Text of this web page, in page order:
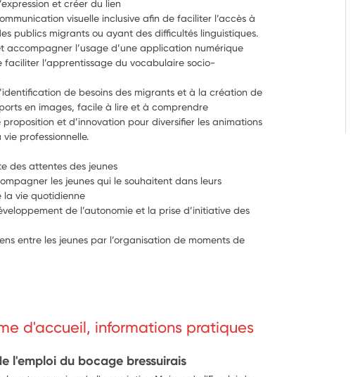
et créer du lien
visuelle inclusive afin de faciliter l’accès à
publics migrants ou ayant des difficultés linguistiques.
accompagner l’usage d’une application numérique
faciliter l’apprentissage du vocabulaire socio-
de besoins des migrants et à la création de
en images, facile à lire et à comprendre
proposition et d’innovation pour diversifier les animations
professionnelle.
des attentes des jeunes
les jeunes qui le souhaitent dans leurs
la vie quotidienne
de l’autonomie et la prise d’initiative des
entre les jeunes par l’organisation de moments de
d'accueil, informations pratiques
l'emploi du bocage bressuirais